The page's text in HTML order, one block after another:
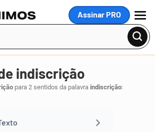
Assinar PRO
MENU
indiscrição
para 2 sentidos da palavra indiscrição: